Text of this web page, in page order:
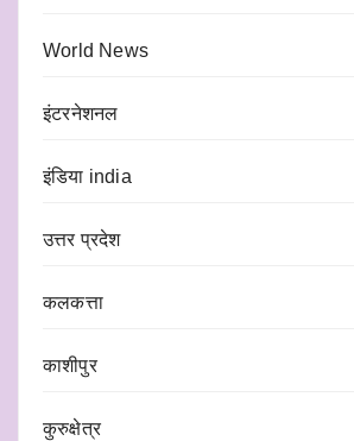
World News
इंटरनेशनल
इंडिया india
उत्तर प्रदेश
कलकत्ता
काशीपुर
कुरुक्षेत्र